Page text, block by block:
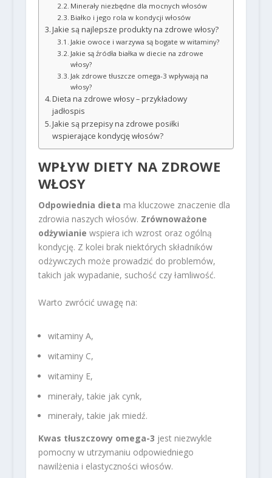
Minerały niezbędne dla mocnych włosów
Białko i jego rola w kondycji włosów
Jakie są najlepsze produkty na zdrowe włosy?
Jakie owoce i warzywa są bogate w witaminy?
Jakie są źródła białka w diecie na zdrowe
włosy?
Jak zdrowe tłuszcze omega-3 wpływają na
włosy?
Dieta na zdrowe włosy – przykładowy
jadłospis
Jakie są przepisy na zdrowe posiłki
wspierające kondycję włosów?
WPŁYW DIETY NA ZDROWE
WŁOSY
Odpowiednia dieta ma kluczowe znaczenie dla
zdrowia naszych włosów. Zrównoważone
odżywianie wspiera ich wzrost oraz ogólną
kondycję. Z kolei brak niektórych składników
odżywczych może prowadzić do problemów,
takich jak wypadanie, suchość czy łamliwość.
Warto zwrócić uwagę na:
witaminy A,
witaminy C,
witaminy E,
minerały, takie jak cynk,
minerały, takie jak miedź.
Kwas tłuszczowy omega-3 jest niezwykle
pomocny w utrzymaniu odpowiedniego
nawilżenia i elastyczności włosów.